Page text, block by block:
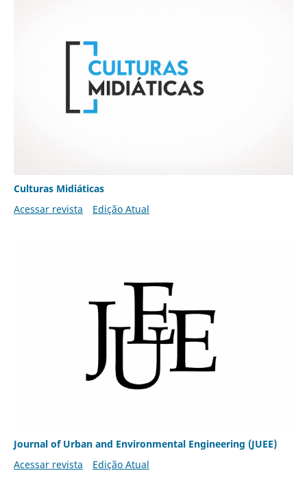
Culturas Midiáticas
Acessar revista
Edição Atual
Journal of Urban and Environmental Engineering (JUEE)
Acessar revista
Edição Atual